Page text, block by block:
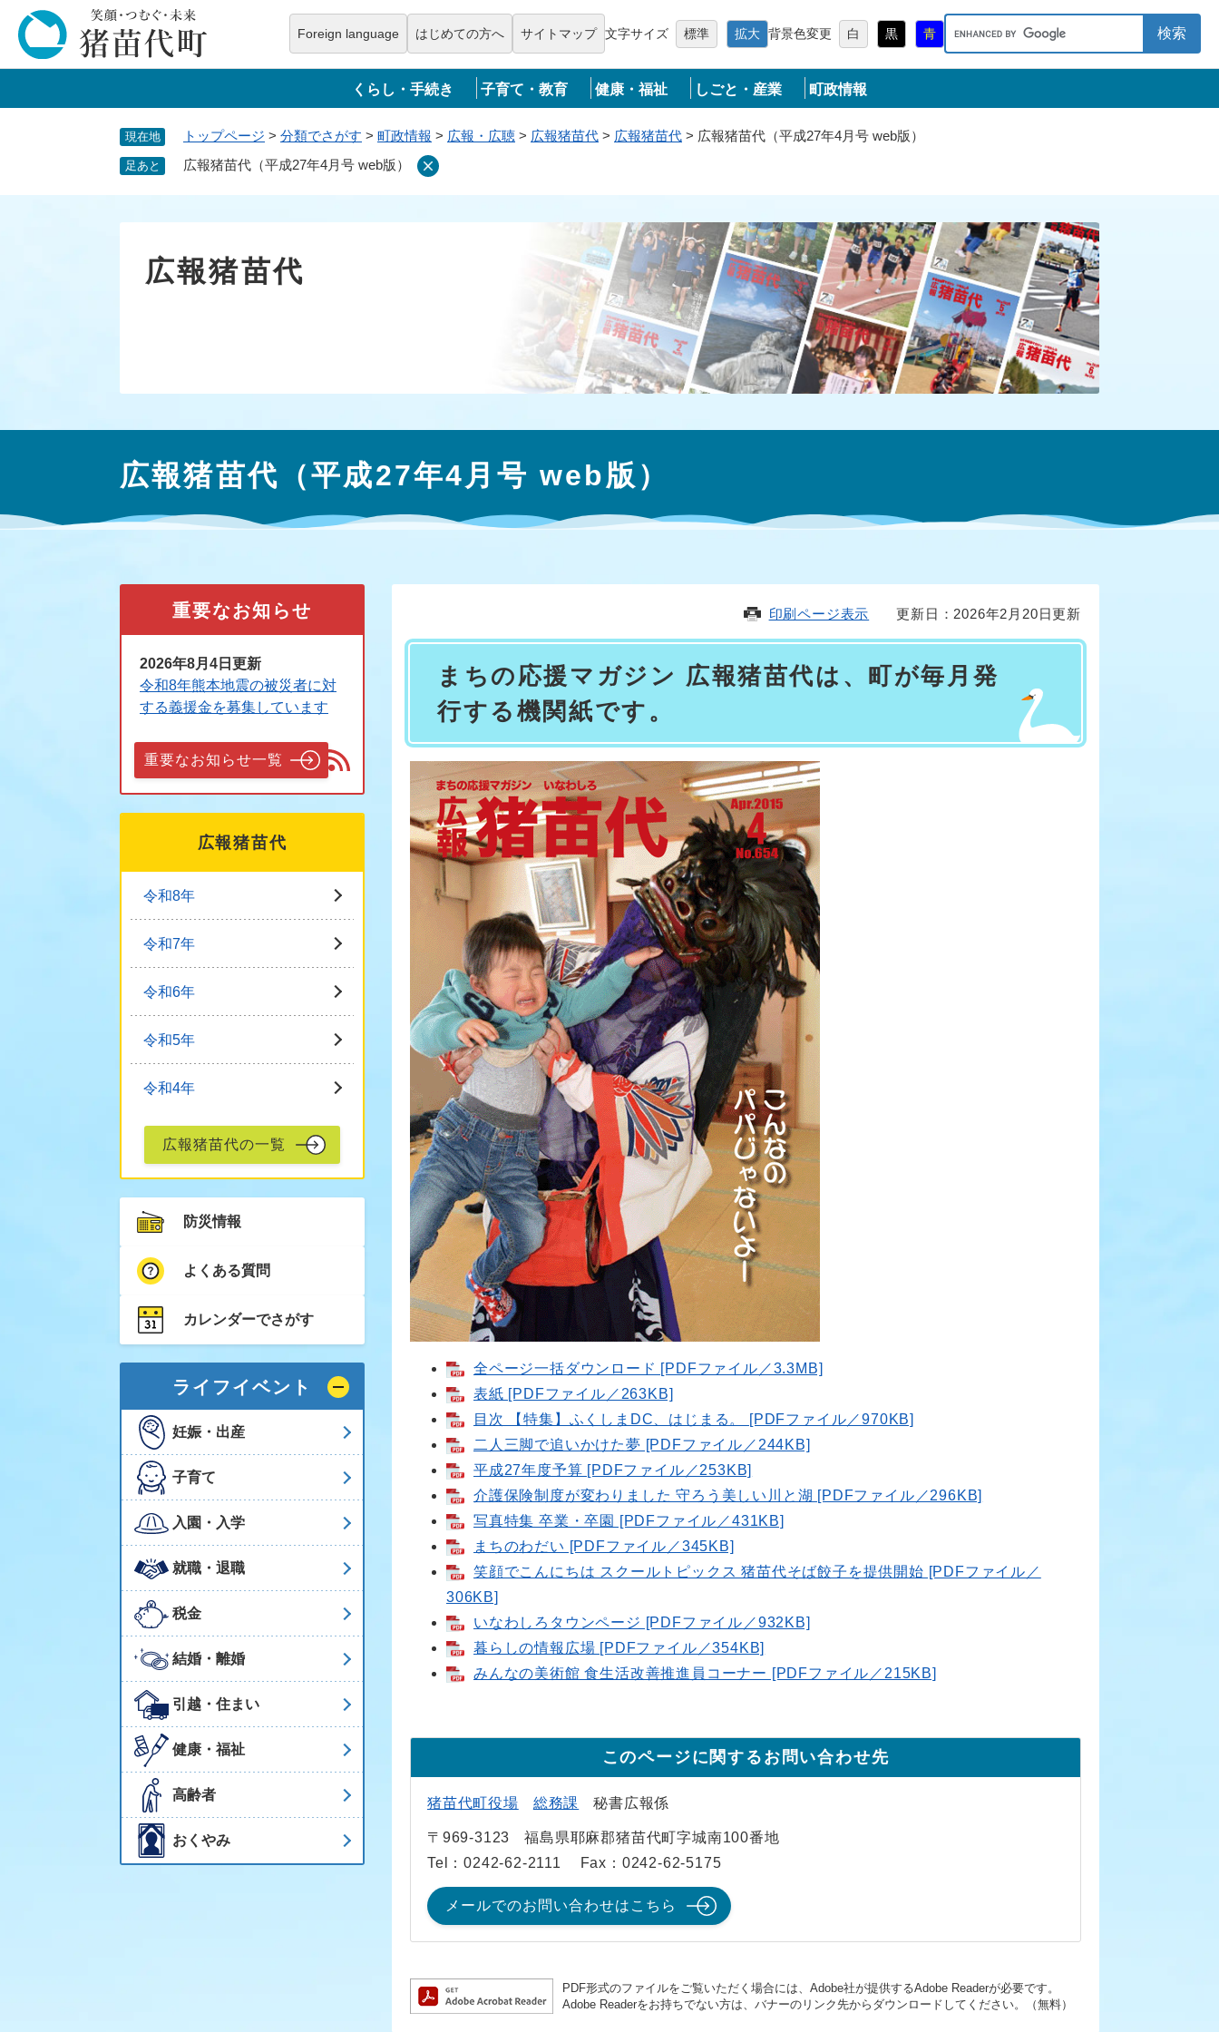
メニューを飛ばして本文へ
へ
Foreign language はじめての方へ サイトマップ 文字サイズ 標準 拡大 背景色変更 白 黒 青
ワ
ド
くらし・手続き 子育て・教育 健康・福祉 しごと・産業 町政情報
現在地 トップページ > 分類でさがす > 町政情報 > 広報・広聴 > 広報猪苗代 > 広報猪苗代 > 広報猪苗代（平成27年4月号 web版）
足あと 広報猪苗代（平成27年4月号 web版）
広報猪苗代
広報猪苗代（平成27年4月号 web版）
更新日：2026年2月20日更新
印刷ページ表示
まちの応援マガジン 広報猪苗代は、町が毎月発
行する機関紙です。
全ページ一括ダウンロード [PDFファイル／3.3MB]
表紙 [PDFファイル／263KB]
目次 【特集】ふくしまDC、はじまる。 [PDFファイル／970KB]
二人三脚で追いかけた夢 [PDFファイル／244KB]
平成27年度予算 [PDFファイル／253KB]
介護保険制度が変わりました 守ろう美しい川と湖 [PDFファイル／296KB]
写真特集 卒業・卒園 [PDFファイル／431KB]
まちのわだい [PDFファイル／345KB]
笑顔でこんにちは スクールトピックス 猪苗代そば餃子を提供開始 [PDFファイル／
306KB]
いなわしろタウンページ [PDFファイル／932KB]
暮らしの情報広場 [PDFファイル／354KB]
みんなの美術館 食生活改善推進員コーナー [PDFファイル／215KB]
このページに関するお問い合わせ先
猪苗代町役場 総務課 秘書広報係
〒969-3123
福島県耶麻郡猪苗代町字城南100番地
Tel：0242-62-2111
Fax：0242-62-5175
メールでのお問い合わせはこちら
PDF形式のファイルをご覧いただく場合には、Adobe社が提供するAdobe Readerが必要です。
Adobe Readerをお持ちでない方は、バナーのリンク先からダウンロードしてください。（無料）
重要なお知らせ
2026年8月4日更新
令和8年熊本地震の被災者に対
する義援金を募集しています
重要なお知らせ一覧
広報猪苗代
令和8年
令和7年
令和6年
令和5年
令和4年
広報猪苗代の一覧
防災情報
よくある質問
カレンダーでさがす
ライフイベント
妊娠・出産
子育て
入園・入学
就職・退職
税金
結婚・離婚
引越・住まい
健康・福祉
高齢者
おくやみ